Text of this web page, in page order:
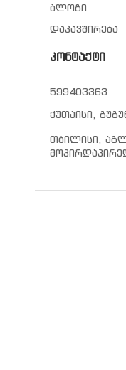
ბლოგი
დაკავშირება
კონტაქტი
599403363
ქუთაისი,
თბილისი,